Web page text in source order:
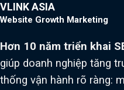
VLINK ASIA
Website Growth Marketing
Hơn 10 năm triển khai
giúp doanh nghiệp tăng
thống vận hành rõ ràng: